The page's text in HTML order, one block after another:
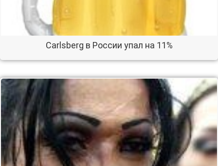
Carlsberg в России упал на 11%